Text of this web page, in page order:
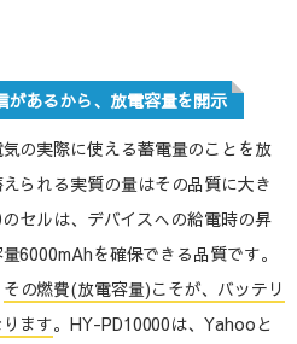
あるから、放電容量を開示
の実際に使える蓄電量のことを放
られる実質の量はその品質に大き
セルは、デバイスへの給電時の昇
6000mAhを確保できる品質です。
その燃費(放電容量)こそが、バッテリ
ます。HY-PD10000は、Yahooと